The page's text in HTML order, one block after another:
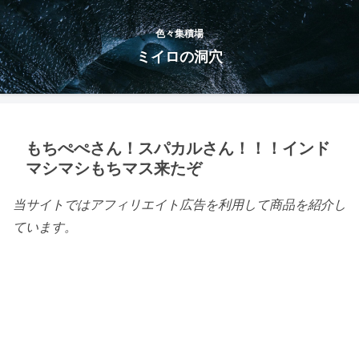
色々集積場
ミイロの洞穴
もちぺぺさん！スパカルさん！！！インド
マシマシもちマス来たぞ
当サイトではアフィリエイト広告を利用して商品を紹介し
ています。